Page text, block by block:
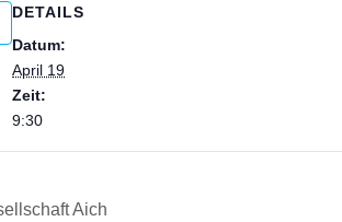
DETAILS
Datum:
April 19
Zeit:
9:30
Aich